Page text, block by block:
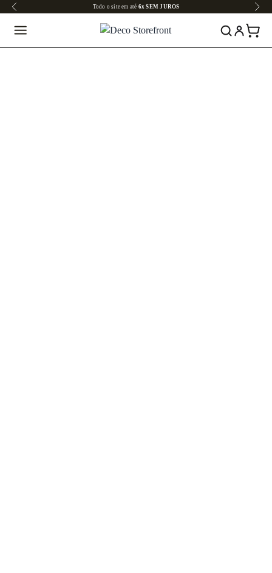
Todo o site em até 6x SEM JUROS